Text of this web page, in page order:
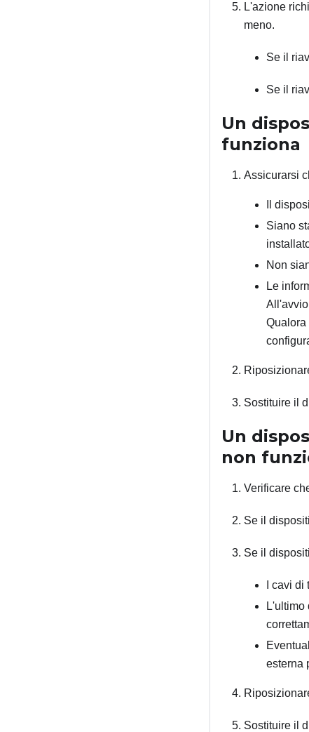
L'azione
meno.
Se il
Se il
Un
funziona
Assicurarsi
Il
Siano
Non
Le
Qualora
Sostituire il
Un
non
Verificare
Se il
Se il
I cavi
L'ultimo
esterna
Sostituire il